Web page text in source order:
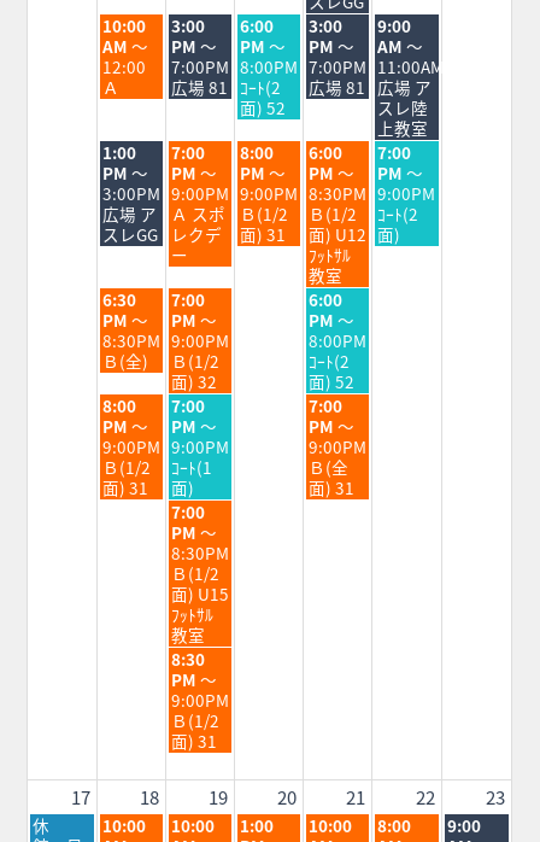
11th
2026
12th
2026
13th
2026
14th
2026
15th
2026
火
曜
日,
8
月
2026
10:00
AM ～
12:00
Ａ
水
曜
日,
8
月
2026
3:00
PM ～
7:00PM
広場 81
木
曜
日,
8
月
13th
2026
6:00
PM ～
8:00PM
ｺｰﾄ(2
面) 52
金
曜
日,
8
月
2026
3:00
PM ～
7:00PM
広場 81
土
曜
日,
8
月
15th
2026
9:00
AM ～
11:00AM
広場 ア
スレ陸
上教室
火
曜
日,
8
月
11th
1:00
PM ～
3:00PM
広場 ア
スレGG
水
曜
日,
8
月
12th
2026
7:00
PM ～
9:00PM
Ａ スポ
レクデ
ー
木
曜
日,
8
月
13th
8:00
PM ～
9:00PM
Ｂ(1/2
面) 31
金
曜
日,
8
月
14th
2026
6:00
PM ～
8:30PM
Ｂ(1/2
面) U12
ﾌｯﾄｻﾙ
教室
土
曜
日,
8
月
15th
7:00
PM ～
9:00PM
ｺｰﾄ(2
面)
火
曜
日,
8
月
11th
2026
6:30
PM ～
8:30PM
Ｂ(全)
水
曜
日,
8
月
12th
2026
7:00
PM ～
9:00PM
Ｂ(1/2
面) 32
金
曜
日,
8
月
14th
2026
6:00
PM ～
8:00PM
ｺｰﾄ(2
面) 52
火
曜
日,
8
月
11th
8:00
PM ～
9:00PM
Ｂ(1/2
面) 31
水
曜
日,
8
月
12th
2026
7:00
PM ～
9:00PM
ｺｰﾄ(1
面)
金
曜
日,
8
月
14th
7:00
PM ～
9:00PM
Ｂ(全
面) 31
水
曜
日,
8
月
12th
2026
7:00
PM ～
8:30PM
Ｂ(1/2
面) U15
ﾌｯﾄｻﾙ
教室
水
曜
日,
8
月
12th
2026
8:30
PM ～
9:00PM
Ｂ(1/2
面) 31
17 18 19 20 21 22 23
月
休
火
10:00
水
10:00
木
1:00
金
10:00
土
8:00
日
9:00